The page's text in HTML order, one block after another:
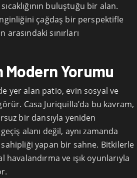
buluştuğu bir alan.
çağdaş bir perspektifle
sınırları
Modern Yorumu
yer alan patio, evin sosyal ve
Casa Juriquilla’da bu kavram,
bir dansıyla yeniden
alanı değil, aynı zamanda
yapan bir sahne. Bitkilerle
ve ışık oyunlarıyla